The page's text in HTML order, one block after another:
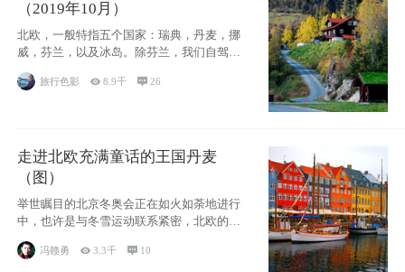
（2019年10月）
北欧，一般特指五个国家：瑞典，丹麦，挪
威，芬兰，以及冰岛。除芬兰，我们自驾游
旅行色影 8.9千 26
走进北欧充满童话的王国丹麦
（图）
举世瞩目的北京冬奥会正在如火如荼地进行
中，也许是与冬雪运动联系紧密，北欧的一
些国家因
冯赣勇 3.3千  10